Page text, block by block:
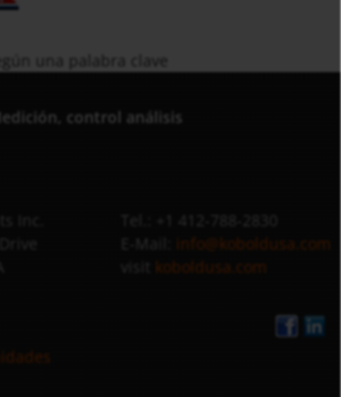
una palabra clave
control análisis
info@koboldusa.com
koboldusa.com